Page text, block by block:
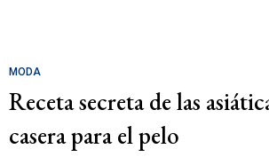
MODA
Receta secreta de las
casera para el pelo